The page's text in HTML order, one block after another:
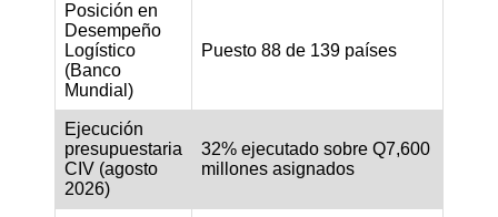
Posición en
Desempeño
Logístico
(Banco
Mundial)
Puesto 88 de 139 países
Ejecución
presupuestaria
CIV (agosto
2026)
32% ejecutado sobre Q7,600
millones asignados